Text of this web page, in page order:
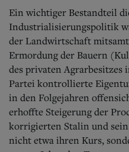
Ein wichtiger Bestandteil
Industrialisierungspolitik
der Landwirtschaft
Ermordung der Bauern
des privaten
Partei kontrollierte
in den Folgejahren
erhoffte Steigerung der
korrigierten Stalin und
nicht etwa ihren Kurs,